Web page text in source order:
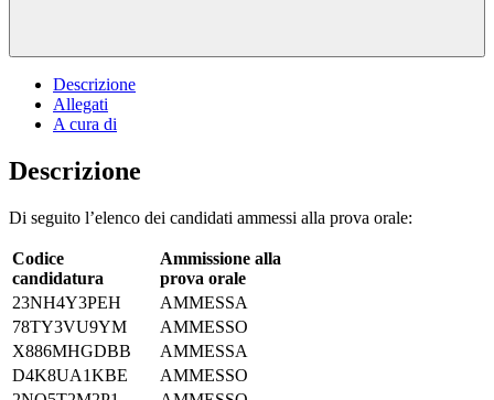
Descrizione
Allegati
A cura di
Descrizione
Di seguito l’elenco dei candidati ammessi alla prova orale:
Codice
candidatura
Ammissione alla
prova orale
23NH4Y3PEH
AMMESSA
78TY3VU9YM
AMMESSO
X886MHGDBB
AMMESSA
D4K8UA1KBE
AMMESSO